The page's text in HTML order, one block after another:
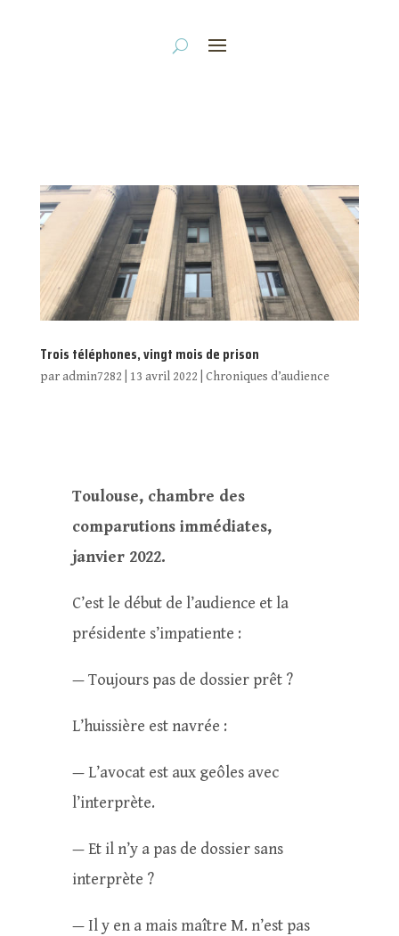
Trois téléphones, vingt mois de prison
paradmin7282 13 avril 2022 Chroniques d’audience
Toulouse, chambre des
comparutions immédiates,
janvier 2022.
C’est le début de l’audience et la
présidente s’impatiente :
— Toujours pas de dossier prêt ?
L’huissière est navrée :
— L’avocat est aux geôles avec
l’interprète.
— Et il n’y a pas de dossier sans
interprète ?
— Il y en a mais maître M. n’est pas